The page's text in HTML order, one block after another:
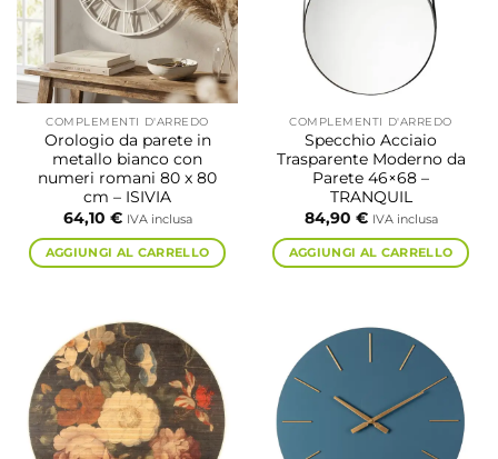
possono
nella
del
prodotto
COMPLEMENTI D'ARREDO
Orologio da parete in
metallo bianco con
numeri romani 80 x 80
cm – ISIVIA
64,10 € IVA inclusa
AGGIUNGI AL CARRELLO
COMPLEMENTI D'ARREDO
Specchio Acciaio
Trasparente Moderno da
Parete 46×68 –
TRANQUIL
84,90 € IVA inclusa
AGGIUNGI AL CARRELLO